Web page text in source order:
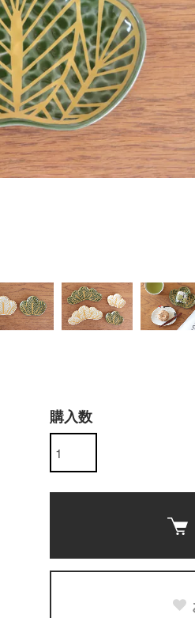
購入数